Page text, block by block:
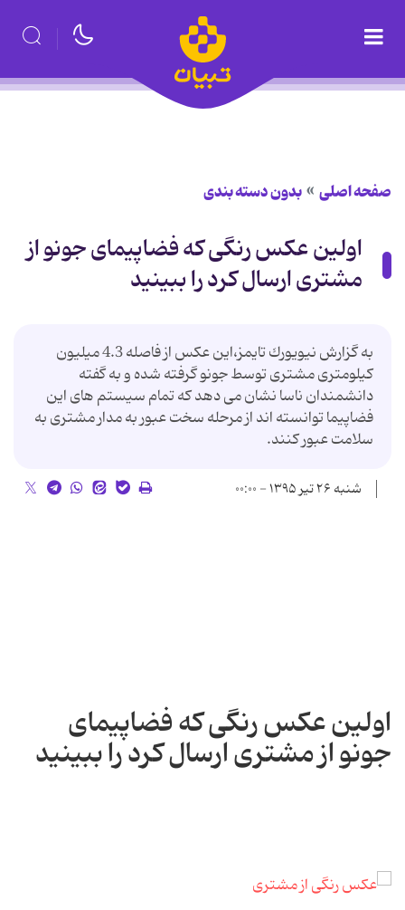
صفحه اصلی بدون دسته بندی
اولین عکس رنگی که فضاپیمای جونو از
مشتری ارسال کرد را ببینید
به گزارش نیویورك تایمز،این عكس از فاصله 4.3 میلیون
كیلومتری مشتری توسط جونو گرفته شده و به گفته
دانشمندان ناسا نشان می دهد كه تمام سیستم های این
فضاپیما توانسته اند از مرحله سخت عبور به مدار مشتری به
سلامت عبور كنند.
شنبه ۲۶ تیر ۱۳۹۵ - ۰۰:۰۰
اولین عکس رنگی که فضاپیمای
جونو از مشتری ارسال کرد را ببینید